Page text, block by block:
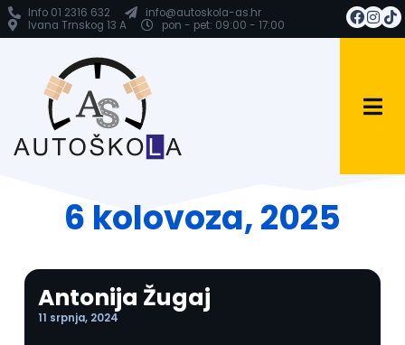
Info 01 2316 632
info@autoskola-as.hr
Ivana Trnskog 13 A
pon - pet: 09:00 - 17:00
6 kolovoza, 2025
Antonija Žugaj
11 srpnja, 2024